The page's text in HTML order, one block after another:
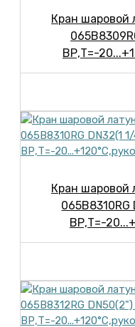
Кран шаровой
ВР,Т=-
Кран шаровой
ВР,Т=-